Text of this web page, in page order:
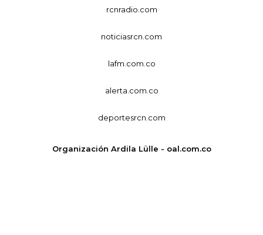
rcnradio.com
noticiasrcn.com
lafm.com.co
alerta.com.co
deportesrcn.com
Organización Ardila Lülle - oal.com.co